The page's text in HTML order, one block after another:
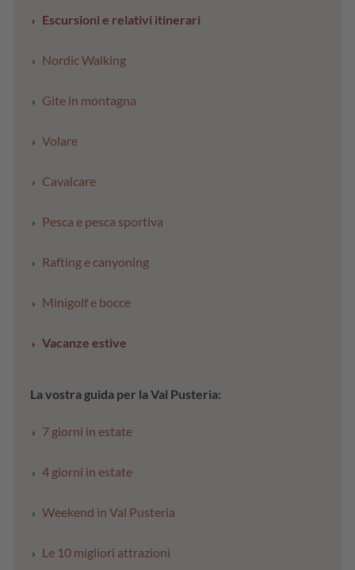
Escursioni e relativi itinerari
Nordic Walking
Gite in montagna
Volare
Cavalcare
Pesca e pesca sportiva
Rafting e canyoning
Minigolf e bocce
Vacanze estive
La vostra guida per la Val Pusteria:
7 giorni in estate
4 giorni in estate
Weekend in Val Pusteria
Le 10 migliori attrazioni